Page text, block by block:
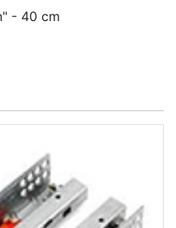
- 40 cm